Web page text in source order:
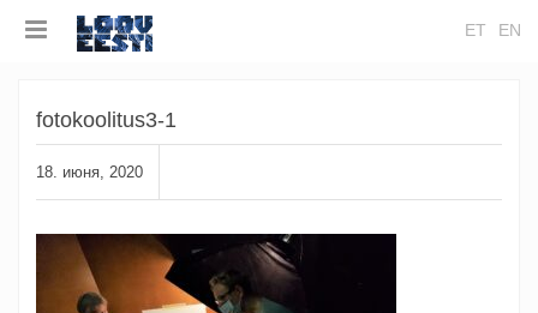
EN
ET
fotokoolitus3-1
18. июня, 2020